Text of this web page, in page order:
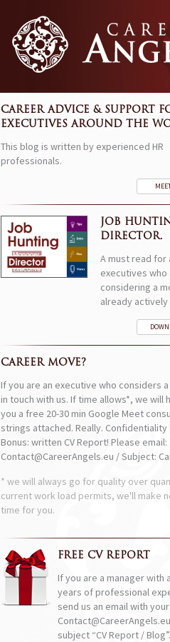
CAREER ADVICE & SUPPORT
EXECUTIVES AROUND THE
This blog is written by experienced HR
professionals.
JOB
DIRECTOR.
A must read for
executives who
considering a
already actively
CAREER MOVE?
If you are an executive who considers
in touch with us. If time allows*, we will
you a free 20-30 min Google Meet
strings attached. Really. Confidentiality
Bonus: written CV Report! Please email:
Contact@CareerAngels.eu / Subject:
* we will always go for quality over
current work load permits, we'll make
time for you.
FREE CV REPORT
If you are a manager with
years of professional
send us an email with your
subject “CV Report /